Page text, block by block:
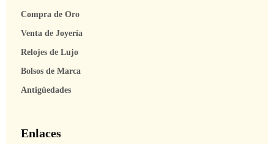
Compra de Oro
Venta de Joyería
Relojes de Lujo
Bolsos de Marca
Antigüedades
Enlaces